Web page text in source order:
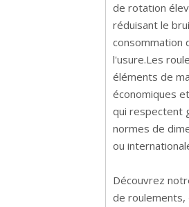
de rotation
réduisant le
consommation
l'usure.Les
éléments de
économiques
qui respectent
normes de
ou
Découvrez
de